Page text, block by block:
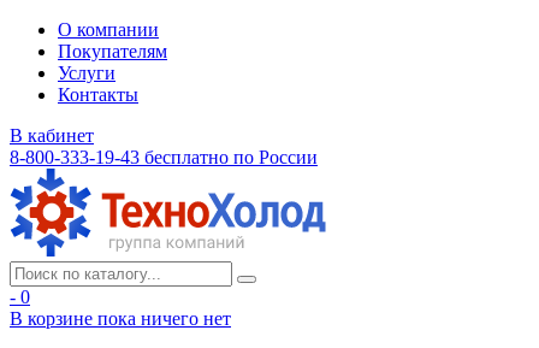
О компании
Покупателям
Услуги
Контакты
В кабинет
8-800-333-19-43 бесплатно по России
- 0
В корзине пока ничего нет